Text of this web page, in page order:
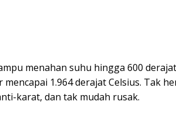
menahan suhu hingga 600
1.964 derajat Celsius. Tak
karat, dan tak mudah rusak.